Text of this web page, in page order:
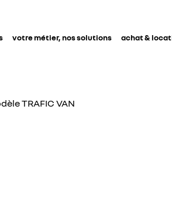
votre métier, nos solutions achat &
TRAFIC VAN